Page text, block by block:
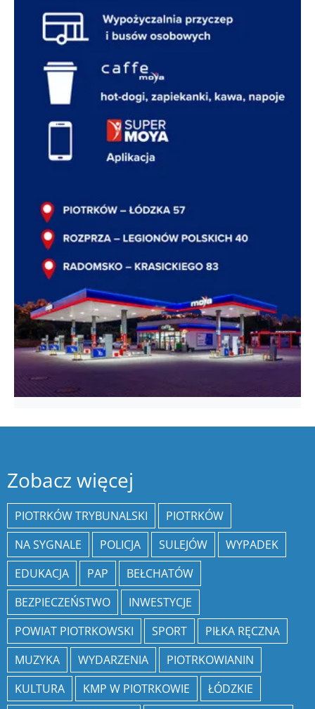
Zobacz więcej
PIOTRKÓW TRYBUNALSKI
PIOTRKÓW
NA SYGNALE
POLICJA SULEJÓW
WYPADEK
EDUKACJA
PAP
BEŁCHATÓW
BEZPIECZEŃSTWO
INWESTYCJE
POWIAT PIOTRKOWSKI
SPORT
PIŁKA RĘCZNA
MUZYKA
WYDARZENIA
PIOTRKOWIANIN
KULTURA
KMP W PIOTRKOWIE
ŁÓDZKIE